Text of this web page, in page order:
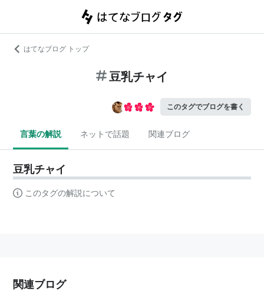
はてなブログ トップ
豆乳チャイ
このタグでブログを書く
言葉の解説 ネットで話題 関連ブログ
豆乳チャイ
このタグの解説について
関連ブログ